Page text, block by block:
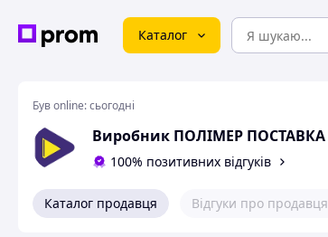
Каталог
Був online:сьогодні
Виробник ПОЛІМЕР ПОСТАВКА
100% позитивних відгуків
Каталог продавця Відгуки про продавця